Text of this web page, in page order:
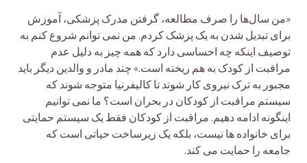
«من سال‌ها را صرف مطالعه، گرفتن مدرک پزشکی، آموزش
برای تبدیل شدن به یک پزشک کردم. من نمی توانم شروع کنم به
توصیف اینکه چه احساسی دارد که همه چیز به دلیل عدم
مراقبت از کودک به هم ریخته است.» چند مادر و والدین دیگر باید
مجبور به ترک نیروی کار شوند تا کالیفرنیا متوجه شوند که
سیستم مراقبت از کودکان در بحران است؟ ما نمی توانیم
اینگونه ادامه دهیم. مراقبت از کودکان فقط یک سیستم حمایتی
برای خانواده ها نیست، بلکه یک زیرساخت حیاتی است که
جامعه را حمایت می کند.